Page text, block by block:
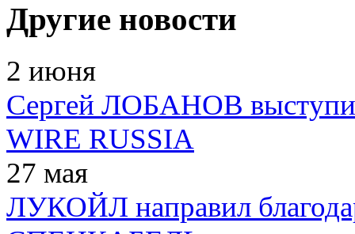
Другие новости
2 июня
Сергей ЛОБАНОВ
WIRE RUSSIA
27 мая
ЛУКОЙЛ направил